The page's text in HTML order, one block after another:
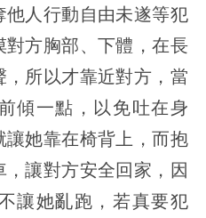
人行動自由未遂等犯
方胸部、下體，在長
所以才靠近對方，當
傾一點，以免吐在身
她靠在椅背上，而抱
讓對方安全回家，因
讓她亂跑，若真要犯